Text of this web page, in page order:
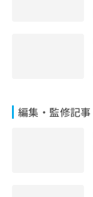
編集・監修記事